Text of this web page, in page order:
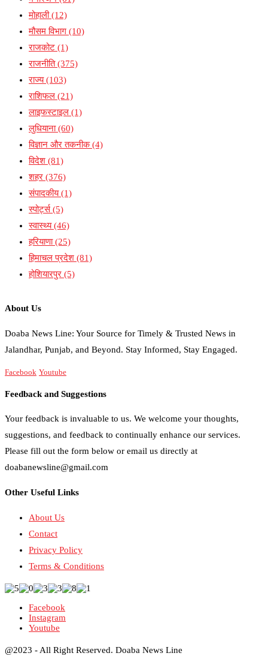
मोहाली(12)
मौसम विभाग (10)
राजकोट (1)
राजनीति(375)
राज्य(103)
राशिफल (21)
लाइफस्टाइल (1)
लुधियाना(60)
विज्ञान और तकनीक(4)
विदेश (81)
शहर (376)
संपादकीय(1)
स्पोर्ट्स(5)
स्वास्थ्य(46)
हरियाणा(25)
हिमाचल प्रदेश (81)
होशियारपुर (5)
About Us
Doaba News Line: Your Source for Timely & Trusted News in
Jalandhar, Punjab, and Beyond. Stay Informed, Stay Engaged.
Facebook Youtube
Feedback and Suggestions
Your feedback is invaluable to us. We welcome your thoughts,
suggestions, and feedback to continually enhance our services.
Please fill out the form below or email us directly at
doabanewsline@gmail.com
Other Useful Links
About Us
Contact
Privacy Policy
Terms & Conditions
Facebook
Instagram
Youtube
@2023 - All Right Reserved. Doaba News Line